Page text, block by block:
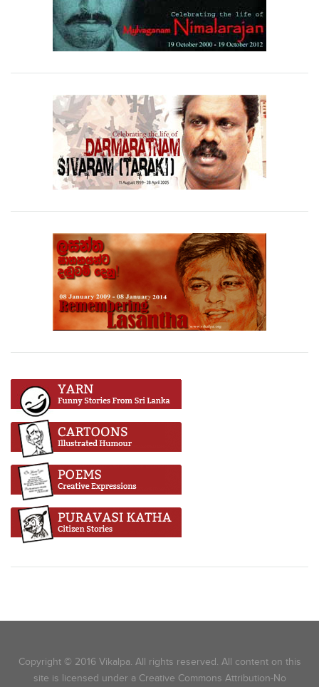
Copyright © 2016 Vikalpa. All rights reserved. All content on this
site is licensed under a Creative Commons Attribution-No